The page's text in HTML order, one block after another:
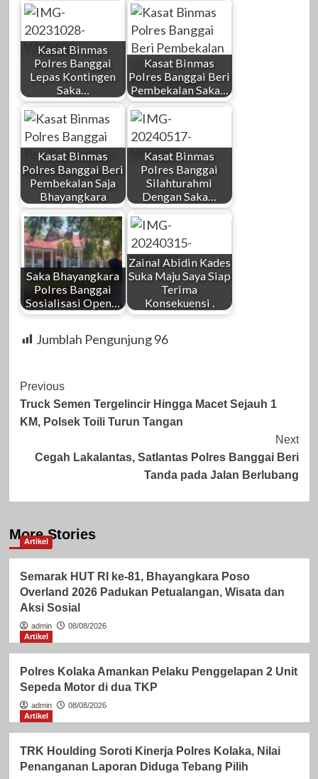
Kasat Binmas
Polres Banggai
Lepas Kontingen
Saka…
Kasat Binmas
Polres Banggai Beri
Pembekalan Saka…
Kasat Binmas
Polres Banggai Beri
Pembekalan Saja
Bhayangkara
Kasat Binmas
Polres Banggai
Silahturahmi
Dengan Saka…
Saka Bhayangkara
Polres Banggai
Sosialisasi Open…
Zainal Abidin Kades
Suka Maju Saya Siap
Terima
Konsekuensi .
Jumblah Pengunjung 96
Post
Navigation
Previous
Truck Semen Tergelincir Hingga Macet Sejauh 1
KM, Polsek Toili Turun Tangan
Next
Cegah Lakalantas, Satlantas Polres Banggai Beri
Tanda pada Jalan Berlubang
More Stories
Artikel
Semarak HUT RI ke-81, Bhayangkara Poso
Overland 2026 Padukan Petualangan, Wisata dan
Aksi Sosial
admin
08/08/2026
Artikel
Polres Kolaka Amankan Pelaku Penggelapan 2 Unit
Sepeda Motor di dua TKP
admin
08/08/2026
Artikel
TRK Houlding Soroti Kinerja Polres Kolaka, Nilai
Penanganan Laporan Diduga Tebang Pilih